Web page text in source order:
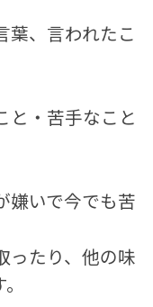
葉、言われたこ
と・苦手なこと
嫌いで今でも苦
ったり、他の味